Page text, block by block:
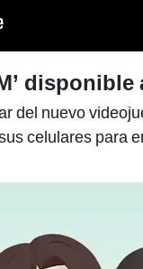
disponible
del nuevo
celulares para